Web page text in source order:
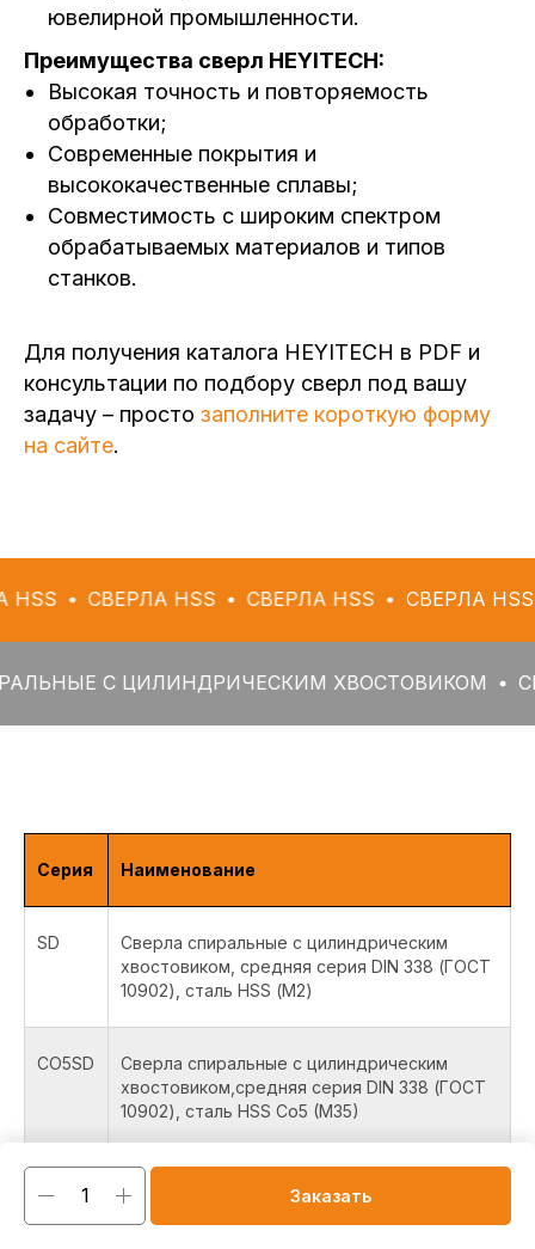
ювелирной промышленности.
Преимущества сверл HEYITECH:
Высокая точность и повторяемость
обработки;
Современные покрытия и
высококачественные сплавы;
Совместимость с широким спектром
обрабатываемых материалов и типов
станков.
Для получения каталога HEYITECH в PDF и
консультации по подбору сверл под вашу
задачу – просто заполните короткую форму
на сайте.
HSS СВЕРЛА HSS СВЕРЛА HSS
С ЦИЛИНДРИЧЕСКИМ ХВОСТОВИКОМ СВЕРЛА
Серия Наименование
SD
Сверла спиральные с цилиндрическим
хвостовиком, средняя серия DIN 338 (ГОСТ
10902), сталь HSS (М2)
CO5SD
Сверла спиральные с цилиндрическим
хвостовиком,средняя серия DIN 338 (ГОСТ
10902), сталь HSS Co5 (M35)
CO8SD
Сверла спиральные с цилиндрическим
хвостовиком, средняя серия DIN 338 (ГОСТ
10902), сталь HSS Co8 (M42)
Заказать